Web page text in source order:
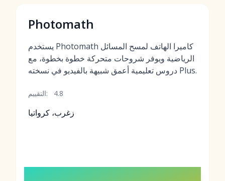
Photomath
يستخدم Photomath كاميرا الهاتف لمسح المسائل
الرياضية ويوفر شروحات متحركة خطوة بخطوة، مع
دروس تعليمية أعمق شبيهة بالفيديو في نسخته Plus.
التقييم: 4.8
زغرب، كرواتيا